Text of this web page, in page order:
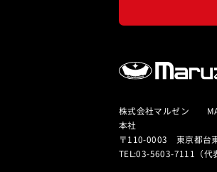
株式会社マルゼン
本社
〒110-0003 東京都台
TEL:03-5603-7111（代